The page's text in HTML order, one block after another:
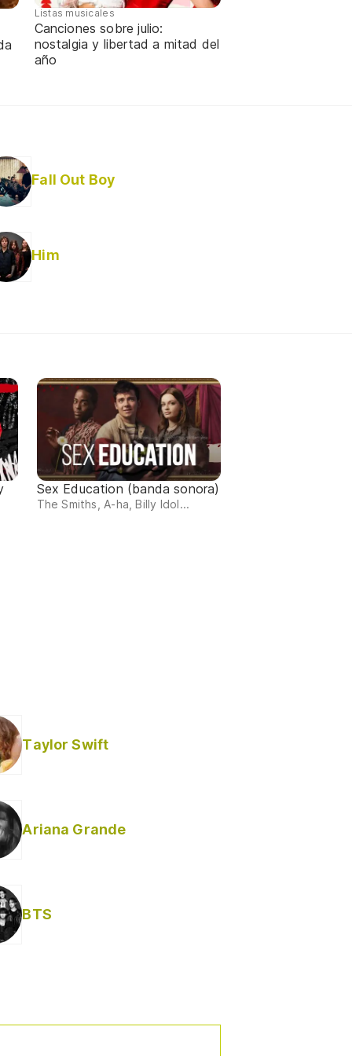
Listas musicales
Canciones sobre julio:
nostalgia y libertad a mitad del
año
Fall Out Boy
Him
Sex Education (banda sonora)
The Smiths, A-ha, Billy Idol...
Taylor Swift
Ariana Grande
BTS